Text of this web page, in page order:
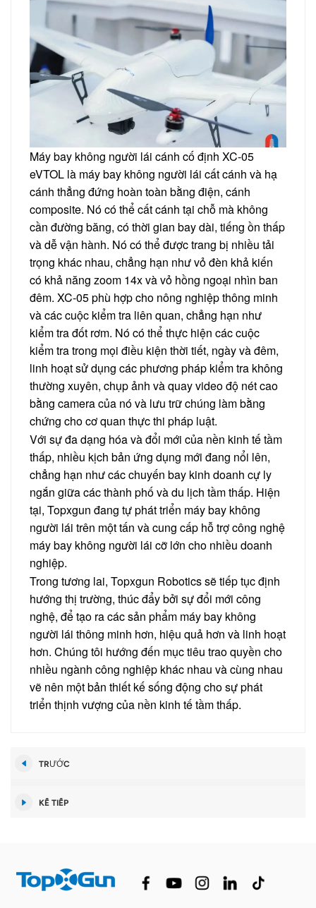
Máy bay không người lái cánh cố định XC-05
eVTOL là máy bay không người lái cất cánh và hạ
cánh thẳng đứng hoàn toàn bằng điện, cánh
composite. Nó có thể cất cánh tại chỗ mà không
cần đường băng, có thời gian bay dài, tiếng ồn thấp
và dễ vận hành. Nó có thể được trang bị nhiều tải
trọng khác nhau, chẳng hạn như vỏ đèn khả kiến ​​
có khả năng zoom 14x và vỏ hồng ngoại nhìn ban
đêm. XC-05 phù hợp cho nông nghiệp thông minh
và các cuộc kiểm tra liên quan, chẳng hạn như
kiểm tra đốt rơm. Nó có thể thực hiện các cuộc
kiểm tra trong mọi điều kiện thời tiết, ngày và đêm,
linh hoạt sử dụng các phương pháp kiểm tra không
thường xuyên, chụp ảnh và quay video độ nét cao
bằng camera của nó và lưu trữ chúng làm bằng
chứng cho cơ quan thực thi pháp luật.
Với sự đa dạng hóa và đổi mới của nền kinh tế tầm
thấp, nhiều kịch bản ứng dụng mới đang nổi lên,
chẳng hạn như các chuyến bay kinh doanh cự ly
ngắn giữa các thành phố và du lịch tầm thấp. Hiện
tại, Topxgun đang tự phát triển máy bay không
người lái trên một tấn và cung cấp hỗ trợ công nghệ
máy bay không người lái cỡ lớn cho nhiều doanh
nghiệp.
Trong tương lai, Topxgun Robotics sẽ tiếp tục định
hướng thị trường, thúc đẩy bởi sự đổi mới công
nghệ, để tạo ra các sản phẩm máy bay không
người lái thông minh hơn, hiệu quả hơn và linh hoạt
hơn. Chúng tôi hướng đến mục tiêu trao quyền cho
nhiều ngành công nghiệp khác nhau và cùng nhau
vẽ nên một bản thiết kế sống động cho sự phát
triển thịnh vượng của nền kinh tế tầm thấp.
TRƯỚC
KẾ TIẾP